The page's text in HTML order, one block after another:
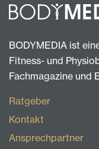
BODYMEDIA ist
Fitness- und
Fachmagazine und
Ratgeber
Kontakt
Ansprechpartner